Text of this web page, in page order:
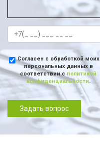
Согласен с обработкой моих
персональных данных в
соответствии с политикой
конфиденциальности.
Задать вопрос